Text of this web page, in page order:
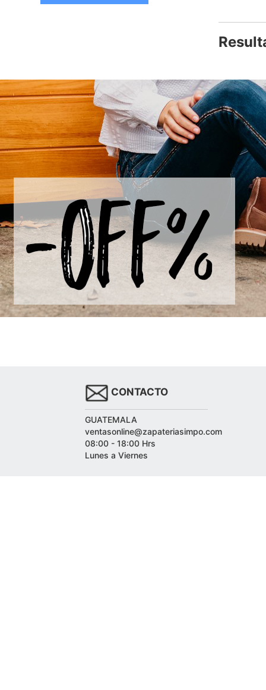
CONTACTO
GUATEMALA
ventasonline@zapateriasimpo.com
08:00 - 18:00 Hrs
Lunes a Viernes